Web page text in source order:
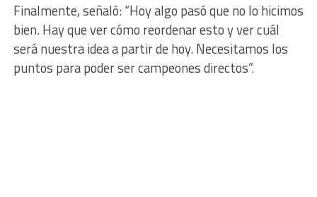
Finalmente, señaló: “Hoy algo pasó que no lo hicimos
bien. Hay que ver cómo reordenar esto y ver cuál
será nuestra idea a partir de hoy. Necesitamos los
puntos para poder ser campeones directos”.